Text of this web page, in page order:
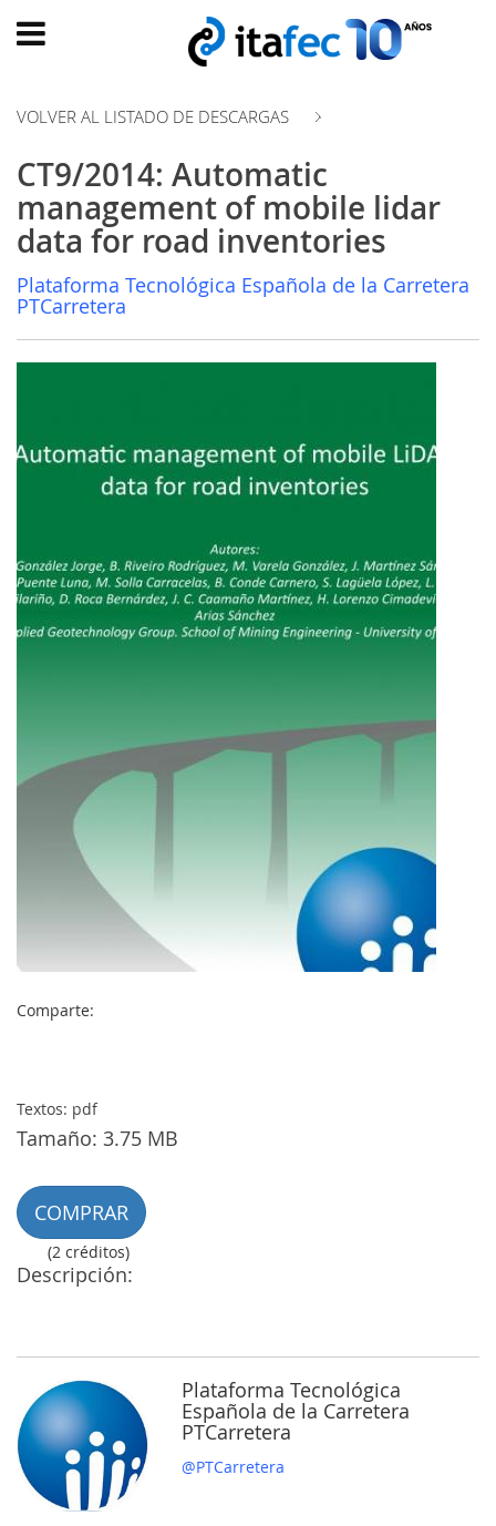
Main
INICIO
EVOLUCIÓN
EVENTOS
WATCH
NOW
PRODUMER
VIDEOS
CUSTOMER
EXPERIENCE
MI
CUENTA
CLUB
AUTORES
CONTACTO
VOLVER AL LISTADO DE DESCARGAS
CT9/2014: Automatic
management of mobile lidar
data for road inventories
Plataforma Tecnológica Española de la Carretera
PTCarretera
Comparte:
Textos: pdf
Tamaño: 3.75 MB
COMPRAR
(2 créditos)
Descripción:
Plataforma Tecnológica
Española de la Carretera
PTCarretera
@PTCarretera